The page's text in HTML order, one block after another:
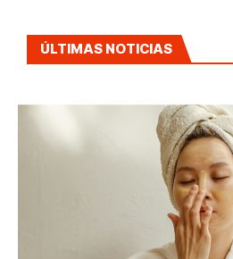
ÚLTIMAS NOTICIAS